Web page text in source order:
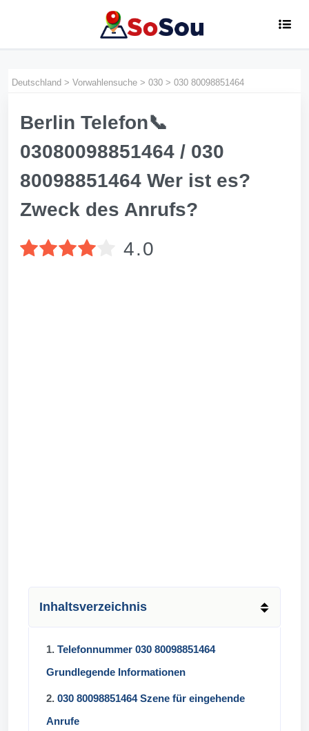
Deutschland > Vorwahlensuche > 030 > 030 80098851464
Berlin Telefon📞
03080098851464 / 030
80098851464 Wer ist es?
Zweck des Anrufs?
4.0
Inhaltsverzeichnis
1. Telefonnummer 030 80098851464
Grundlegende Informationen
2. 030 80098851464 Szene für eingehende
Anrufe